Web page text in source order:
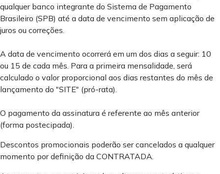
qualquer banco integrante do Sistema de Pagamento
Brasileiro (SPB) até a data de vencimento sem aplicação de
juros ou correções.
A data de vencimento ocorrerá em um dos dias a seguir: 10
ou 15 de cada mês. Para a primeira mensalidade, será
calculado o valor proporcional aos dias restantes do mês de
lançamento do "SITE" (pró-rata).
O pagamento da assinatura é referente ao mês anterior
(forma postecipada).
Descontos promocionais poderão ser cancelados a qualquer
momento por definição da CONTRATADA.